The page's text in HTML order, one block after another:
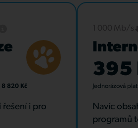
8 820 Kč
řešení i pro
395
Jednorázová
Navíc
programů